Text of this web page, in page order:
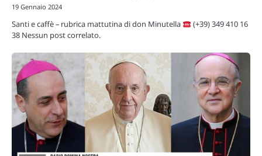
19 Gennaio 2024
Santi e caffè – rubrica mattutina di don Minutella
(+39) 349 410 16
38 Nessun post correlato.